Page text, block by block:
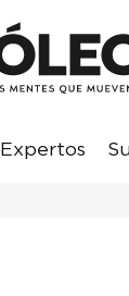
Expertos